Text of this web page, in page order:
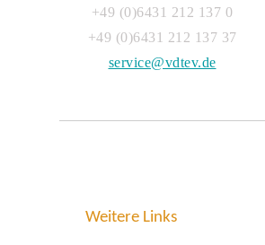
+49 (0)6431 212 137 0
+49 (0)6431 212 137 37
service@vdtev.de
Weitere Links